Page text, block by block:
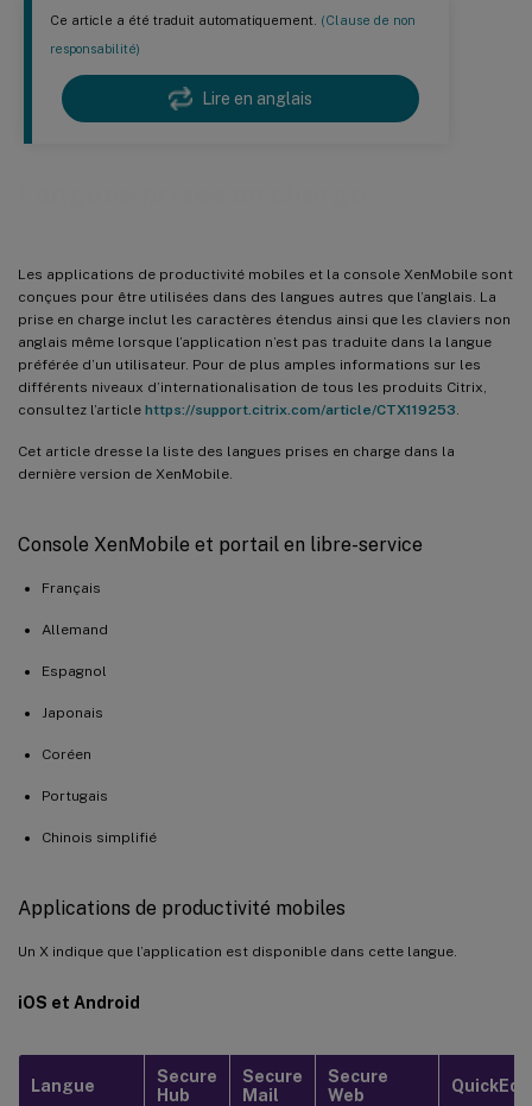
Ce article a été traduit automatiquement. (Clause de non
responsabilité)
Lire en anglais
Les applications de productivité mobiles et la console XenMobile sont
conçues pour être utilisées dans des langues autres que l’anglais. La
prise en charge inclut les caractères étendus ainsi que les claviers non
anglais même lorsque l’application n’est pas traduite dans la langue
préférée d’un utilisateur. Pour de plus amples informations sur les
différents niveaux d’internationalisation de tous les produits Citrix,
consultez l’article https://support.citrix.com/article/CTX119253
Cet article dresse la liste des langues prises en charge dans la
dernière version de XenMobile.
Console XenMobile et portail en libre-service
Français
Allemand
Espagnol
Japonais
Coréen
Portugais
Chinois simplifié
Applications de productivité mobiles
Un X indique que l’application est disponible dans cette langue.
iOS et Android
Langue
Secure
Hub
Secure
Mail
Secure
Web
QuickEdit